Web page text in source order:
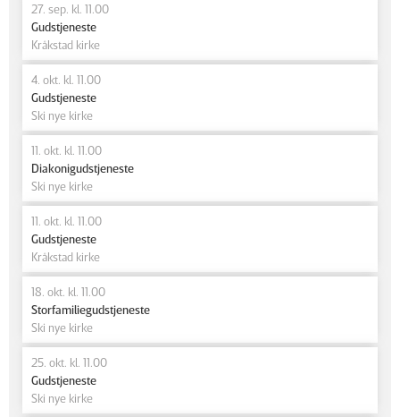
27. sep. kl. 11.00
Gudstjeneste
Kråkstad kirke
4. okt. kl. 11.00
Gudstjeneste
Ski nye kirke
11. okt. kl. 11.00
Diakonigudstjeneste
Ski nye kirke
11. okt. kl. 11.00
Gudstjeneste
Kråkstad kirke
18. okt. kl. 11.00
Storfamiliegudstjeneste
Ski nye kirke
25. okt. kl. 11.00
Gudstjeneste
Ski nye kirke